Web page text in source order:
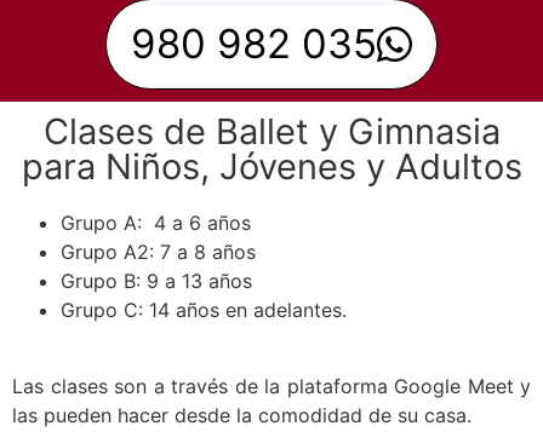
980 982 035
Clases de Ballet y Gimnasia
para Niños, Jóvenes y Adultos
Grupo A: 4 a 6 años
Grupo A2: 7 a 8 años
Grupo B: 9 a 13 años
Grupo C: 14 años en adelantes.
Las clases son a través de la plataforma Google Meet y
las pueden hacer desde la comodidad de su casa.